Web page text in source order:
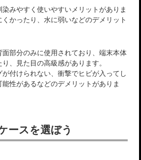
みやすく使いやすいメリットがありま
かったり、水に弱いなどのデメリット
面部分のみに使用されており、端末本体
、見た目の高級感があります。
付けられない、衝撃でヒビが入ってし
性があるなどのデメリットがありま
ースを選ぼう